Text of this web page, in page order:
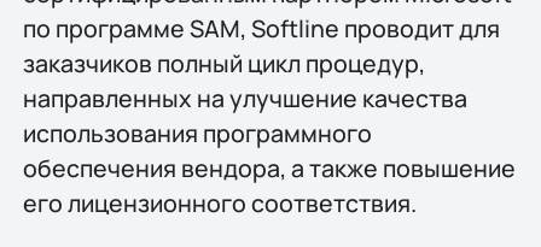
по программе SAM, Softline проводит для
заказчиков полный цикл процедур,
направленных на улучшение качества
использования программного
обеспечения вендора, а также повышение
его лицензионного соответствия.